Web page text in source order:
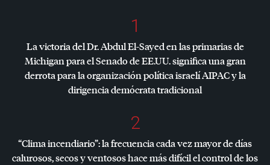
1
La victoria del Dr. Abdul El-Sayed en las primarias de
Michigan para el Senado de EE.UU. significa una gran
derrota para la organización política israelíAIPACy la
dirigencia demócrata tradicional
2
“Clima incendiario”: la frecuencia cada vez mayor de días
calurosos, secos y ventosos hace más difícil el control de los